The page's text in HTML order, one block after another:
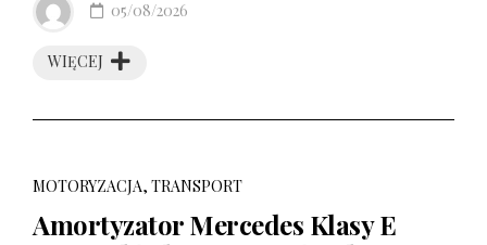
WIĘCEJ
05/08/2026
MOTORYZACJA, TRANSPORT
Amortyzator Mercedes Klasy E